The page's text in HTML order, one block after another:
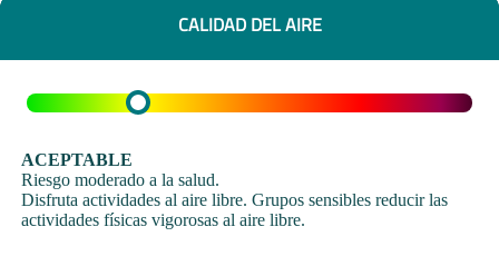
CALIDAD DEL AIRE
ACEPTABLE
Riesgo moderado a la salud.
Disfruta actividades al aire libre. Grupos sensibles reducir las
actividades físicas vigorosas al aire libre.